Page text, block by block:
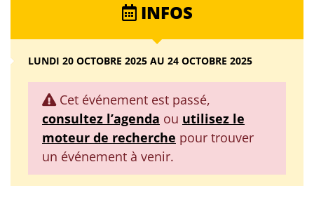
INFOS
LUNDI 20 OCTOBRE 2025 AU 24 OCTOBRE 2025
Cet événement est passé,
consultez l’agenda ou utilisez le
moteur de recherche pour trouver
un événement à venir.